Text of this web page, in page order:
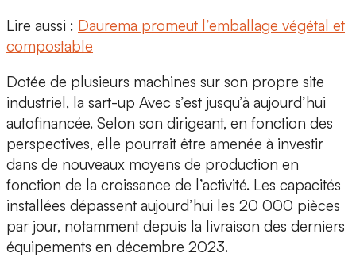
Lire aussi : Daurema promeut l’emballage végétal et
compostable
Dotée de plusieurs machines sur son propre site
industriel, la sart-up Avec s’est jusqu’à aujourd’hui
autofinancée. Selon son dirigeant, en fonction des
perspectives, elle pourrait être amenée à investir
dans de nouveaux moyens de production en
fonction de la croissance de l’activité. Les capacités
installées dépassent aujourd’hui les 20 000 pièces
par jour, notamment depuis la livraison des derniers
équipements en décembre 2023.